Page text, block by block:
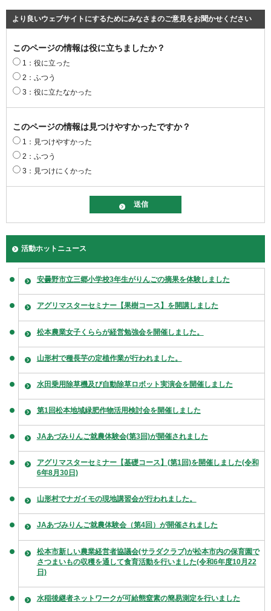
より良いウェブサイトにするためにみなさまのご意見をお聞かせください
このページの情報は役に立ちましたか？
1：役に立った
2：ふつう
3：役に立たなかった
このページの情報は見つけやすかったですか？
1：見つけやすかった
2：ふつう
3：見つけにくかった
活動ホットニュース
安曇野市立三郷小学校3年生がりんごの摘果を体験しました
アグリマスターセミナー【果樹コース】を開講しました
松本農業女子くららが経営勉強会を開催しました。
山形村で種長芋の定植作業が行われました。
水田乗用除草機及び自動除草ロボット実演会を開催しました
第1回松本地域緑肥作物活用検討会を開催しました
JAあづみりんご就農体験会(第3回)が開催されました
アグリマスターセミナー【基礎コース】(第1回)を開催しました(令和
6年8月30日)
山形村でナガイモの現地講習会が行われました。
JAあづみりんご就農体験会（第4回）が開催されました
松本市新しい農業経営者協議会(サラダクラブ)が松本市内の保育園で
さつまいもの収穫を通して食育活動を行いました(令和6年度10月22
日)
水稲後継者ネットワークが可給態窒素の簡易測定を行いました